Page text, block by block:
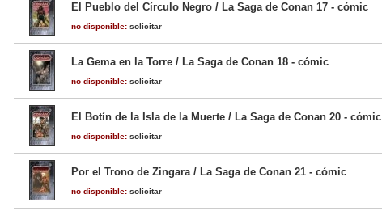
El Pueblo del Círculo Negro / La Saga de Conan 17 - cómic
no disponible: solicitar
La Gema en la Torre / La Saga de Conan 18 - cómic
no disponible: solicitar
El Botín de la Isla de la Muerte / La Saga de Conan 20 - cómic
no disponible: solicitar
Por el Trono de Zingara / La Saga de Conan 21 - cómic
no disponible: solicitar